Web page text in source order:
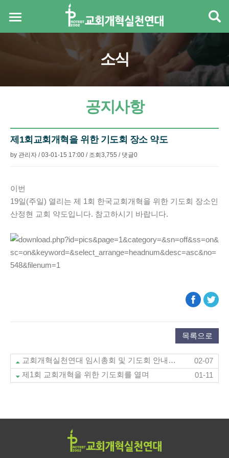
소식
공지사항
제1회교회개혁을 위한 기도회 장소 약도
by 관리자 /03-01-15 17:00 / 조회 3,755 / 댓글0
이번
19일(주일) 열리는 제 1회 한국교회개혁을 위한 기도회 장소인
산정현 교회 약도입니다. 참고하시기 바랍니다.
목록으로
교회개혁실천연대 임시총회 및 기도회 안내(2월 16일,교회약도 첨부)
02-07
제1회 교회개혁을 위한 기도회를 열며
01-11